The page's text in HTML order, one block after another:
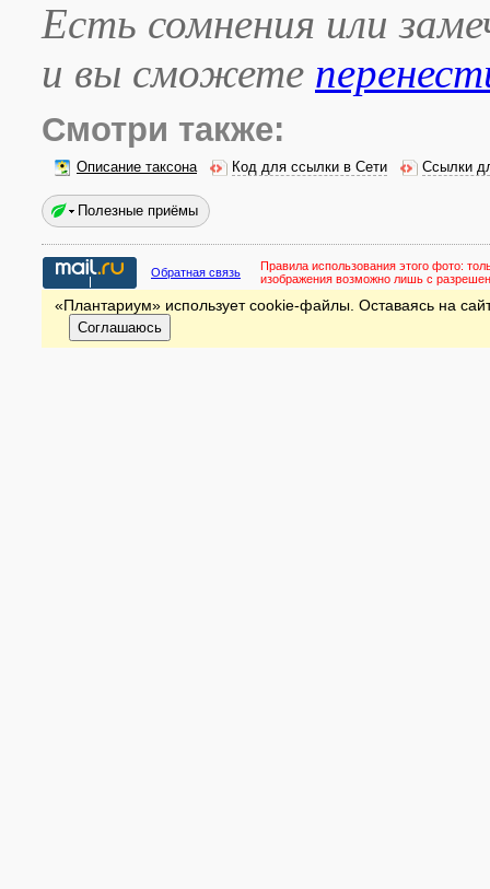
Есть сомнения или
и вы сможете
Смотри также:
Описание таксона Код для ссылки в Сети Ссылки
Полезные приёмы
Обратная связь Правила использования этого фото:
изображения возможно лишь с
«Плантариум» использует cookie-файлы. Оставаясь на
Соглашаюсь